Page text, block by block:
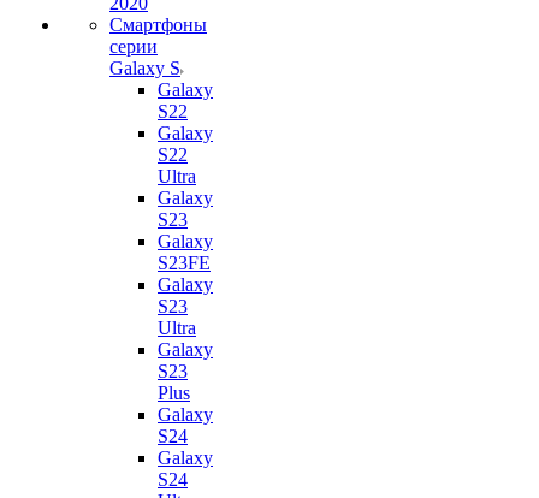
Смартфоны
серии
Galaxy S
Galaxy
S22
Galaxy
S22
Ultra
Galaxy
S23
Galaxy
S23FE
Galaxy
S23
Ultra
Galaxy
S23
Plus
Galaxy
S24
Galaxy
S24